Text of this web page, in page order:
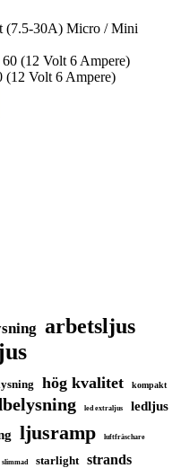
Micro / Mini
(12 Volt 6 Ampere)
arbetsljus
hög kvalitet kompakt
led extraljus ledljus
ljusramp luftfräschare
slimmad starlight strands